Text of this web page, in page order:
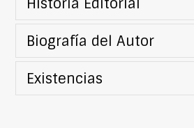
Biografía del Autor
Existencias